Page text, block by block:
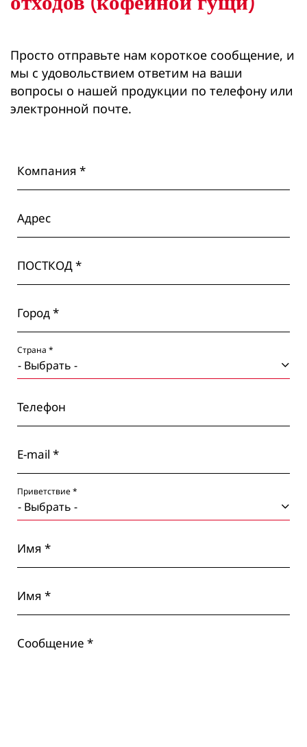
Просто отправьте нам короткое сообщение, и
мы с удовольствием ответим на ваши
вопросы о нашей продукции по телефону или
электронной почте.
Приветствие *
Имя *
Имя *
Сообщение *
Компания *
Адрес
ПОСТКОД *
Город *
Страна *
Телефон
E-mail *